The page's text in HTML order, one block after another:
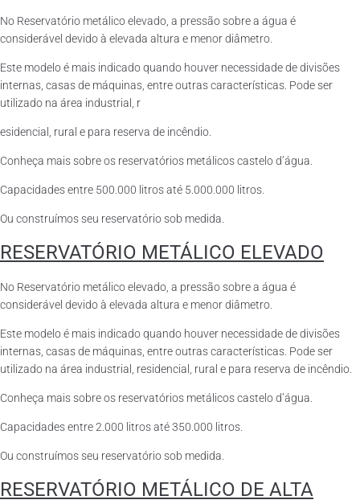
No Reservatório metálico elevado, a pressão sobre a água é
considerável devido à elevada altura e menor diâmetro.
Este modelo é mais indicado quando houver necessidade de divisões
internas, casas de máquinas, entre outras características. Pode ser
utilizado na área industrial, r
esidencial, rural e para reserva de incêndio.
Conheça mais sobre os reservatórios metálicos castelo d’água.
Capacidades entre 500.000 litros até 5.000.000 litros.
Ou construímos seu reservatório sob medida.
RESERVATÓRIO METÁLICO ELEVADO
No Reservatório metálico elevado, a pressão sobre a água é
considerável devido à elevada altura e menor diâmetro.
Este modelo é mais indicado quando houver necessidade de divisões
internas, casas de máquinas, entre outras características. Pode ser
utilizado na área industrial, residencial, rural e para reserva de incêndio.
Conheça mais sobre os reservatórios metálicos castelo d’água.
Capacidades entre 2.000 litros até 350.000 litros.
Ou construímos seu reservatório sob medida.
RESERVATÓRIO METÁLICO DE ALTA